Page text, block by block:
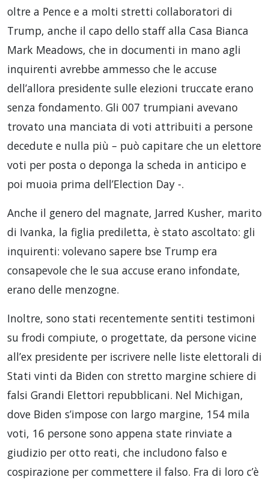
oltre a Pence e a molti stretti collaboratori di
Trump, anche il capo dello staff alla Casa Bianca
Mark Meadows, che in documenti in mano agli
inquirenti avrebbe ammesso che le accuse
dell’allora presidente sulle elezioni truccate erano
senza fondamento. Gli 007 trumpiani avevano
trovato una manciata di voti attribuiti a persone
decedute e nulla più – può capitare che un elettore
voti per posta o deponga la scheda in anticipo e
poi muoia prima dell’Election Day -.
Anche il genero del magnate, Jarred Kusher, marito
di Ivanka, la figlia prediletta, è stato ascoltato: gli
inquirenti: volevano sapere bse Trump era
consapevole che le sua accuse erano infondate,
erano delle menzogne.
Inoltre, sono stati recentemente sentiti testimoni
su frodi compiute, o progettate, da persone vicine
all’ex presidente per iscrivere nelle liste elettorali di
Stati vinti da Biden con stretto margine schiere di
falsi Grandi Elettori repubblicani. Nel Michigan,
dove Biden s’impose con largo margine, 154 mila
voti, 16 persone sono appena state rinviate a
giudizio per otto reati, che includono falso e
cospirazione per commettere il falso. Fra di loro c’è